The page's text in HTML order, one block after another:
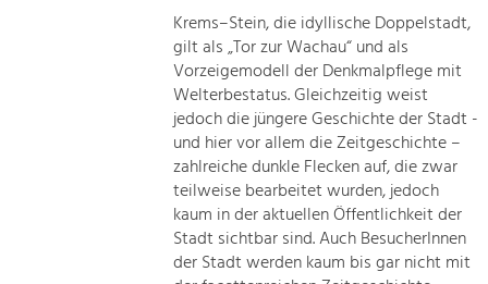
Gleichberechtigung, Jugend und
Mobilität & Energie
Klimawandel, öffentlicher Verkehr und
erneuerbare Energie
Steigerung regionaler Wertschöpfung
Krems–Stein, die idyllische Doppelstadt,
gilt als „Tor zur Wachau“ und als
Vorzeigemodell der Denkmalpflege mit
Welterbestatus. Gleichzeitig weist
jedoch die jüngere Geschichte der Stadt -
und hier vor allem die Zeitgeschichte –
zahlreiche dunkle Flecken auf, die zwar
teilweise bearbeitet wurden, jedoch
kaum in der aktuellen Öffentlichkeit der
Stadt sichtbar sind. Auch BesucherInnen
der Stadt werden kaum bis gar nicht mit